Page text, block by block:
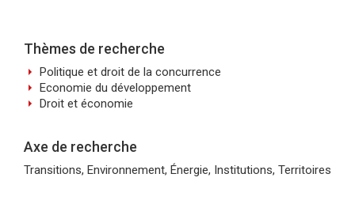
Thèmes de recherche
arrow_right Politique et droit de la concurrence
arrow_right Economie du développement
arrow_right Droit et économie
Axe de recherche
Transitions, Environnement, Énergie, Institutions, Territoires